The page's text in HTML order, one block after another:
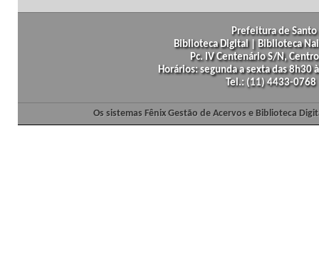
Prefeitura de
Biblioteca Digital | Biblioteca
Pc. IV Centenário S/N,
Horários: segunda a sexta das
Tel.: (11) 4433-
Os sistemas Fênix Gestão de Acervos e Biblioteca